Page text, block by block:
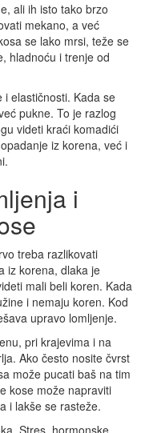
ali ih isto tako brzo
mekano, a već
se lako mrsi, teže se
hladnoću i trenje od
i elastičnosti. Kada se
pukne. To je razlog
videti kraći komadići
iz korena, već i
i
treba razlikovati
iz korena, dlaka je
mali beli koren. Kada
i nemaju koren. Kod
upravo lomljenje.
pri krajevima i na
Ako često nosite čvrst
može pucati baš na tim
kose može napraviti
i lakše se rasteže.
Stres, hormonske